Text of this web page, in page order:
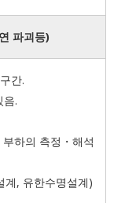
파괴등)
간.
.
하의 측정・해석
계, 유한수명설계)